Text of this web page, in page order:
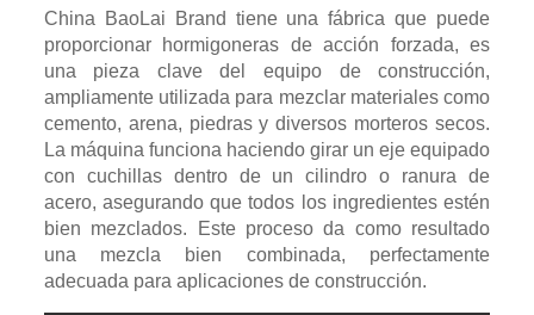
China BaoLai Brand tiene una fábrica que puede
proporcionar hormigoneras de acción forzada, es
una pieza clave del equipo de construcción,
ampliamente utilizada para mezclar materiales como
cemento, arena, piedras y diversos morteros secos.
La máquina funciona haciendo girar un eje equipado
con cuchillas dentro de un cilindro o ranura de
acero, asegurando que todos los ingredientes estén
bien mezclados. Este proceso da como resultado
una mezcla bien combinada, perfectamente
adecuada para aplicaciones de construcción.